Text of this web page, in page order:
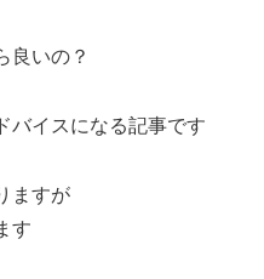
良いの？
イスになる記事です
ますが
す